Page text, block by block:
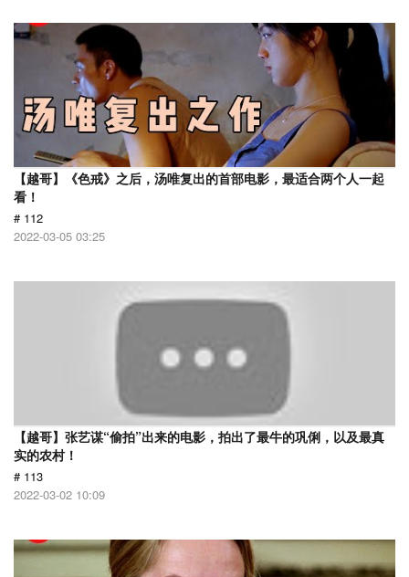
【越哥】《色戒》之后，汤唯复出的首部电影，最适合两个人一起
看！
# 112
2022-03-05 03:25
【越哥】张艺谋“偷拍”出来的电影，拍出了最牛的巩俐，以及最真
实的农村！
# 113
2022-03-02 10:09